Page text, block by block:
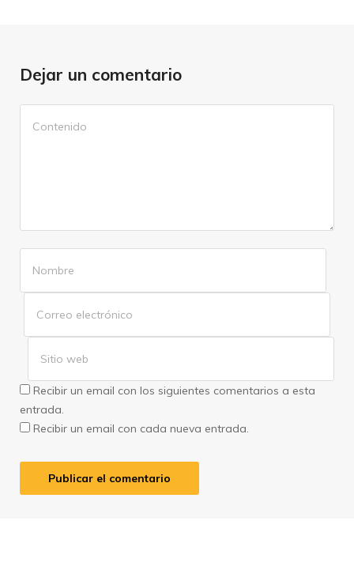
Dejar un comentario
Recibir un email con los siguientes comentarios a esta
entrada.
Recibir un email con cada nueva entrada.